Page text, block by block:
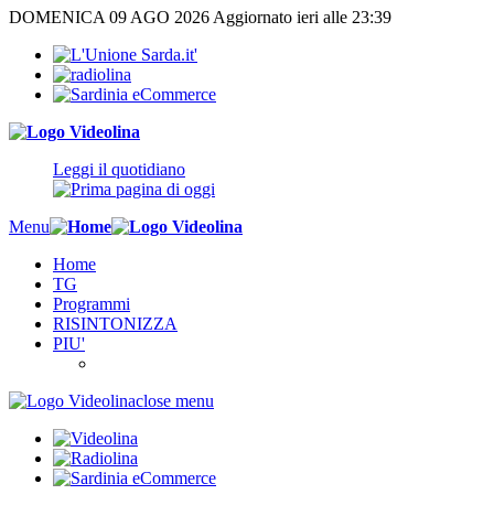
DOMENICA 09 AGO 2026 Aggiornato ieri alle 23:39
Leggi il quotidiano
Menu
Home
TG
Programmi
RISINTONIZZA
PIU'
close menu